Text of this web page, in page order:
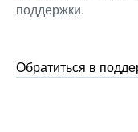
поддержки.
Обратиться в